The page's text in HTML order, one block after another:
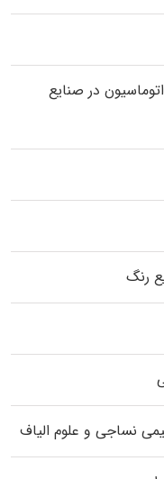
در صنایع
رنگ
نساجی و علوم الیاف